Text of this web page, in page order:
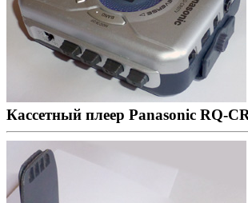
Кассетный плеер Panasonic RQ-